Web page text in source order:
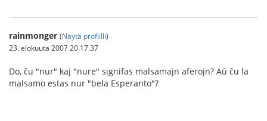
rainmonger (Näytä profiilli)
23. elokuuta 2007 20.17.37
Do, ĉu "nur" kaj "nure" signifas malsamajn aferojn? Aŭ ĉu la
malsamo estas nur "bela Esperanto"?